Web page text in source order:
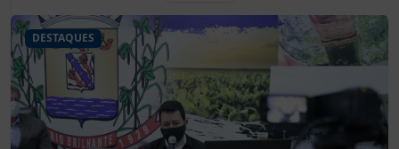
DESTAQUES